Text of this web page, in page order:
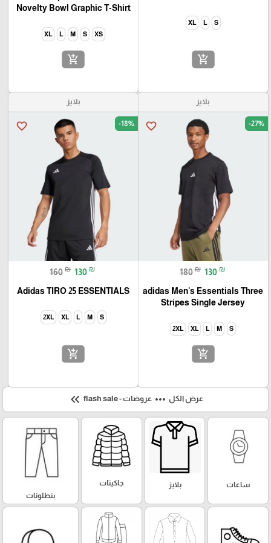
S
L
XL
add_shopping_cart
Novelty Bowl Graphic T-Shirt
XS
S
M
L
XL
add_shopping_cart
بلايز
favorite_border -27%
180 ₪ 130 ₪
adidas Men's Essentials Three
Stripes Single Jersey
S
M
L
XL
2XL
add_shopping_cart
بلايز
favorite_border -18%
160 ₪ 130 ₪
Adidas TIRO 25 ESSENTIALS
S
M
L
XL
2XL
add_shopping_cart
عرض الكل more_horiz عروضات - flash sale keyboard_double_arrow_left
ساعات بلايز
جاكيتات
بنطلونات